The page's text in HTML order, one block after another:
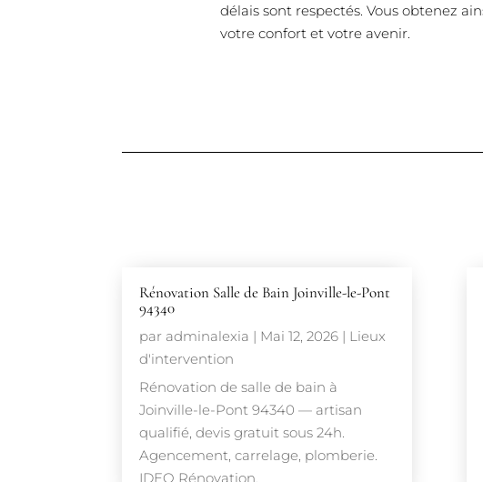
délais sont respectés. Vous obtenez
votre confort et votre avenir.
Rénovation Salle de Bain Joinville-le-Pont
94340
par adminalexia | Mai 12, 2026 | Lieux
d'intervention
Rénovation de salle de bain à
Joinville-le-Pont 94340 — artisan
qualifié, devis gratuit sous 24h.
Agencement, carrelage, plomberie.
IDEO Rénovation.